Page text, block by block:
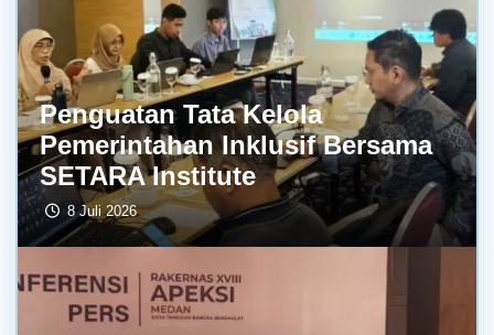
Penguatan Tata Kelola
Pemerintahan Inklusif Bersama
SETARA Institute
8 Juli 2026